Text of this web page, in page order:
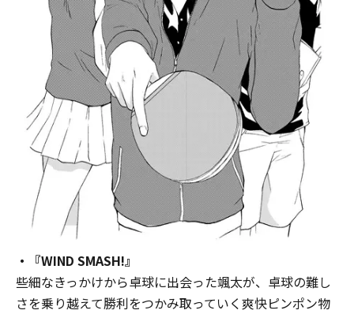
・『WIND SMASH!』
些細なきっかけから卓球に出会った颯太が、卓球の難し
さを乗り越えて勝利をつかみ取っていく爽快ピンポン物